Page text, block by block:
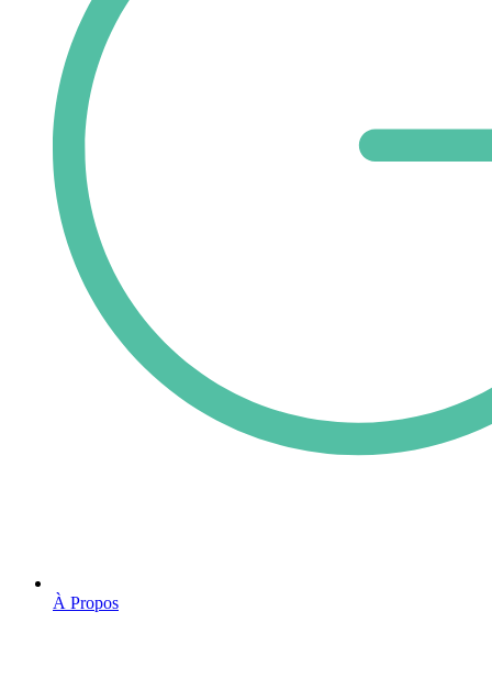
À Propos